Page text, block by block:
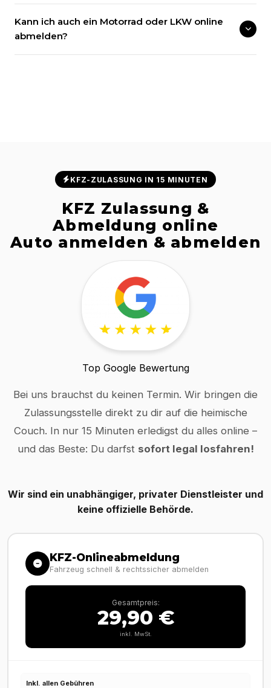
Kann ich auch ein Motorrad oder LKW online
abmelden?
KFZ-ZULASSUNG IN 15 MINUTEN
KFZ Zulassung &
Abmeldung online
Auto anmelden & abmelden
Top Google Bewertung
Bei uns brauchst du keinen Termin. Wir bringen die
Zulassungsstelle direkt zu dir auf die heimische
Couch. In nur 15 Minuten erledigst du alles online –
und das Beste: Du darfst sofort legal losfahren!
Wir sind ein unabhängiger, privater Dienstleister und
keine offizielle Behörde.
KFZ-Onlineabmeldung
Fahrzeug schnell & rechtssicher abmelden
Gesamtpreis:
29,90 €
inkl. MwSt.
Inkl. allen Gebühren